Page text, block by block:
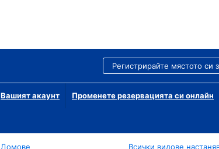
Регистрирайте мястото си
Вашият акаунт Променете резервацията си онлайн
Домове
Всички видове